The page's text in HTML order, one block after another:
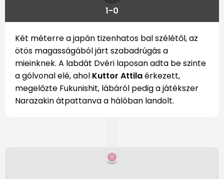
1-0
Két méterre a japán tizenhatos bal szélétől, az
ötös magasságából járt szabadrúgás a
mieinknek. A labdát Dvéri laposan adta be szinte
a gólvonal elé, ahol Kuttor Attilaérkezett,
megelőzte Fukunishit, lábáról pedig a játékszer
Narazakin átpattanva a hálóban landolt.